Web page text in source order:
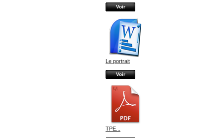
Voir
Le portrait
Voir
TPE...